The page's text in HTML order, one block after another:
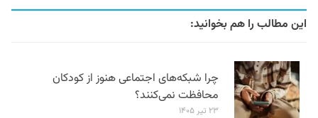
این مطالب را هم بخوانید:
چرا شبکه‌های اجتماعی هنوز از کودکان
محافظت نمی‌کنند؟
۲۳ تیر ۱۴۰۵